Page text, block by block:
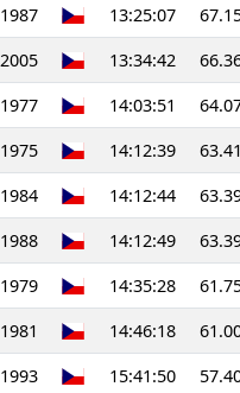
1987 13:25:07
2005 13:34:42
1977 14:03:51
1975 14:12:39
1984 14:12:44
1988 14:12:49
1979 14:35:28
1981 14:46:18
1993 15:41:50